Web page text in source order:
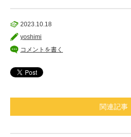
2023.10.18
yoshimi
コメントを書く
関連記事